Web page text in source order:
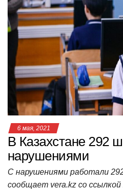
6 мая, 2021
В Казахстане 292
нарушениями
С нарушениями работали
сообщает vera.kz со